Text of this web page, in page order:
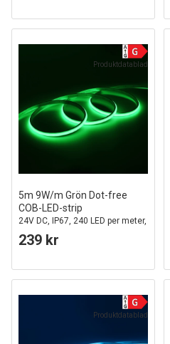
Produktdatablad
5m 9W/m Grön Dot-free
COB-LED-strip
24V DC, IP67, 240 LED per meter,
5 års garanti
239 kr
Produktdatablad